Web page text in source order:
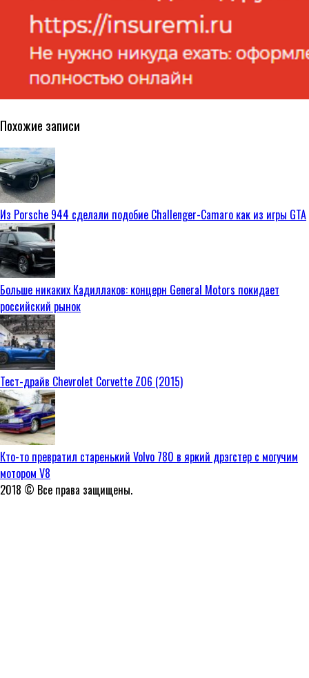
Похожие записи
Из Porsche 944 сделали подобие Challenger-Camaro как из игры GTA
Больше никаких Кадиллаков: концерн General Motors покидает
российский рынок
Тест-драйв Chevrolet Corvette Z06 (2015)
Кто-то превратил старенький Volvo 780 в яркий дрэгстер с могучим
мотором V8
2018 © Все права защищены.